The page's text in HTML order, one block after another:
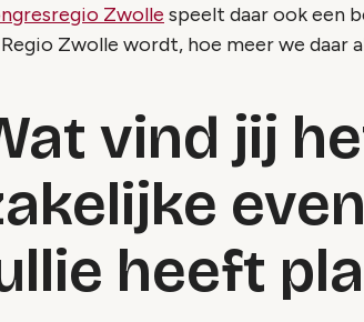
Zwolle speelt daar ook een
Zwolle wordt, hoe meer we daar
vind jij
heeft